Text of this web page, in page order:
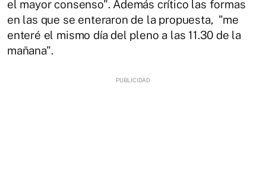
el mayor consenso". Además crítico las formas
en las que se enteraron de la propuesta, "me
enteré el mismo día del pleno a las 11.30 de la
mañana".